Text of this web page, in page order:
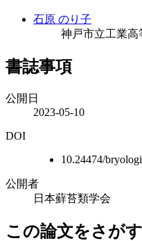
石原 のり子
神戸市立工業
書誌事項
公開日
2023-05-10
DOI
10.24474/
公開者
日本蘚苔類学会
この論文をさがす